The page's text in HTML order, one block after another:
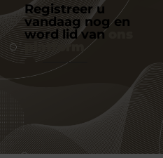
Registreer u
vandaag nog en
word lid van
platform